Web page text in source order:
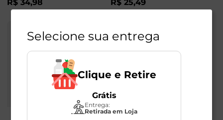
R$ 34,98 R$ 25,49
Selecione sua entrega
Clique e Retire
Grátis
Entrega:
Retirada em Loja